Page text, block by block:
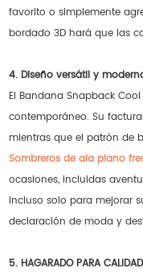
favorito o simplemente
bordado 3D hará que las
4. Diseño versátil y
El Bandana Snapback
contemporáneo. Su
mientras que el patrón de
Sombreros de ala plano
ocasiones, incluidas
incluso solo para mejorar
declaración de moda y
5. HAGARADO PARA